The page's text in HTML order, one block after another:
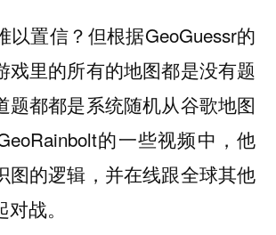
以置信？但根据GeoGuessr的
戏里的所有的地图都是没有题
题都都是系统随机从谷歌地图
的一些视频中，他
图的逻辑，并在线跟全球其他
战。